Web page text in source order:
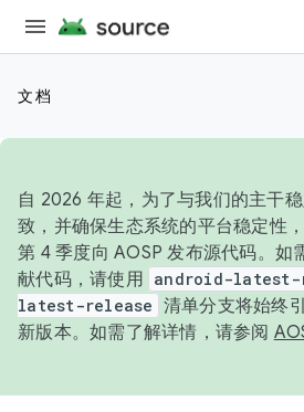
文档
自 2026 年起，为了与我们的主干
致，并确保生态系统的平台稳定性
第 4 季度向 AOSP 发布源代码。如
献代码，请使用 android-latest-
latest-release 清单分支将始终
新版本。如需了解详情，请参阅